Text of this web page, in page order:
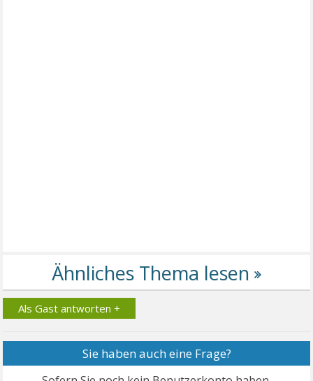
Als Gast antworten +
Sie haben auch eine Frage?